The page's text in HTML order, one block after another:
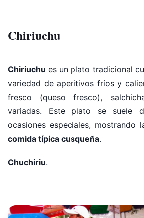
Chiriuchu
Chiriuchu es un plato tradicional
variedad de aperitivos fríos y
fresco (queso fresco),
variadas. Este plato se suele
ocasiones especiales, mostrando
comida típica cusqueña.
Chuchiriu.